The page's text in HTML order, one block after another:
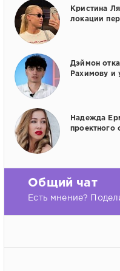
Кристина
локации
Дэймон
Рахимову и
Надежда
проектного
Общий чат
Есть мнение?